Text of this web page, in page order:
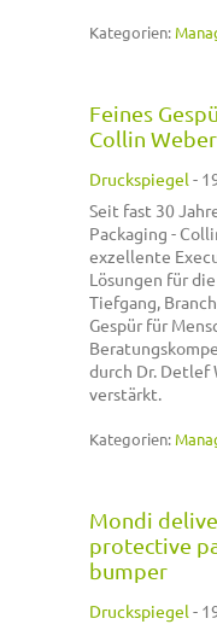
Kategorien:
Feines
Collin Weber
Druckspiegel -
Seit fast 30
Packaging -
exzellente
Lösungen für
Tiefgang,
Gespür für
durch Dr. Detlef
verstärkt.
Kategorien:
Mondi
protective
bumper
Druckspiegel -